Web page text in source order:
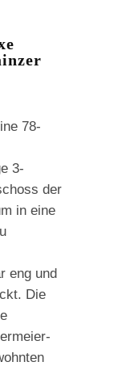
78-
3-
der
in eine
eng und
Die